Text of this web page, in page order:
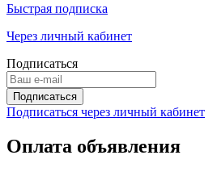
Быстрая подписка
Через личный кабинет
Подписаться
Подписаться через личный кабинет
Оплата объявления